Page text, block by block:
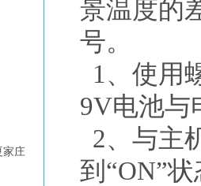
家庄
景温度的
号。
1、使用
9V电池与
2、与主
到“ON”